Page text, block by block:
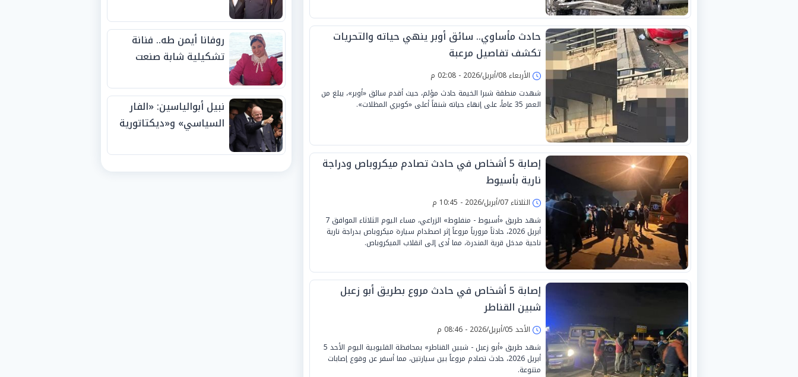
حادث مأساوي.. سائق أوبر ينهي حياته والتحريات
تكشف تفاصيل مرعبة
الأربعاء 08/أبريل/2026 - 02:08 م
شهدت منطقة شبرا الخيمة حادث مؤلم، حيث أقدم سائق «أوبر»، يبلغ من
العمر 35 عاماً، على إنهاء حياته شنقاً أعلى «كوبري المظلات».
إصابة 5 أشخاص في حادث تصادم ميكروباص ودراجة
نارية بأسيوط
الثلاثاء 07/أبريل/2026 - 10:45 م
شهد طريق «أسيوط - منفلوط» الزراعي، مساء اليوم الثلاثاء الموافق 7
أبريل 2026، حادثاً مرورياً مروعاً إثر اصطدام سيارة ميكروباص بدراجة نارية
ناحية مدخل قرية المندرة، مما أدى إلى انقلاب الميكروباص.
إصابة 5 أشخاص في حادث مروع بطريق أبو زعبل
شبين القناطر
الأحد 05/أبريل/2026 - 08:46 م
شهد طريق «أبو زعبل - شبين القناطر» بمحافظة القليوبية اليوم الأحد 5
أبريل 2026، حادث تصادم مروعاً بين سيارتين، مما أسفر عن وقوع إصابات
متنوعة.
روفانا أيمن طه.. فنانة
تشكيلية شابة صنعت
الجوائز منذ الصغر
نبيل أبوالياسين: «الفار
السياسي» و«ديكتاتورية
الفيفا».. وإقالة